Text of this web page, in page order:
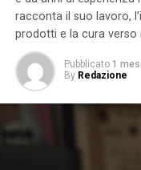
racconta il suo lavoro,
prodotti e la cura verso
Pubblicato 1
By Redazione